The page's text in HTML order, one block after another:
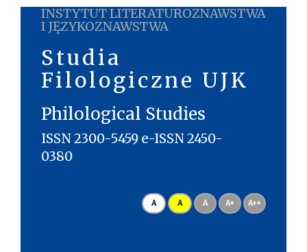
INSTYTUT LITERATUROZNAWSTWA
I JĘZYKOZNAWSTWA
Studia
Filologiczne UJK
Philological Studies
ISSN 2300-5459 e-ISSN 2450-
0380
A A A A+ A++